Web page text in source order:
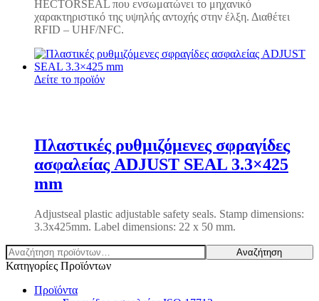
HECTORSEAL που ενσωματώνει το μηχανικό
χαρακτηριστικό της υψηλής αντοχής στην έλξη. Διαθέτει
RFID – UHF/NFC.
Δείτε το προϊόν
Πλαστικές ρυθμιζόμενες σφραγίδες
ασφαλείας ADJUST SEAL 3.3×425
mm
Adjustseal plastic adjustable safety seals. Stamp dimensions:
3.3x425mm. Label dimensions: 22 x 50 mm.
Αναζήτηση
για:
Αναζήτηση
Κατηγορίες Προϊόντων
Προϊόντα